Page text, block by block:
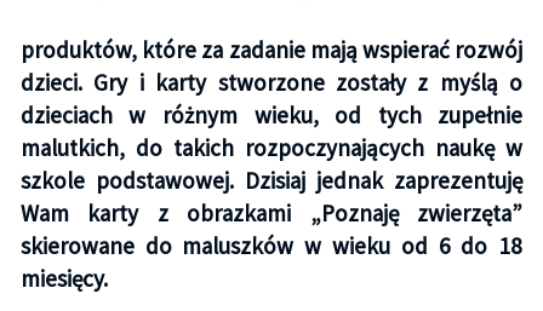
produktów, które za zadanie mają wspierać rozwój
dzieci. Gry i karty stworzone zostały z myślą o
dzieciach w różnym wieku, od tych zupełnie
malutkich, do takich rozpoczynających naukę w
szkole podstawowej. Dzisiaj jednak zaprezentuję
Wam karty z obrazkami „Poznaję zwierzęta”
skierowane do maluszków w wieku od 6 do 18
miesięcy.